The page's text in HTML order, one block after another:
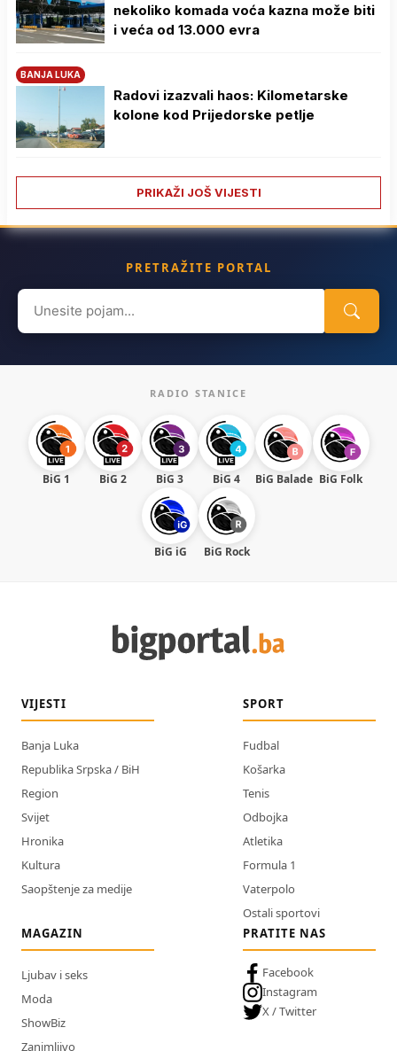
nekoliko komada voća kazna može biti
i veća od 13.000 evra
BANJA LUKA
Radovi izazvali haos: Kilometarske
kolone kod Prijedorske petlje
PRIKAŽI JOŠ VIJESTI
PRETRAŽITE PORTAL
Search
for:
RADIO STANICE
BiG 1 BiG 2 BiG 3 BiG 4 BiG Balade BiG Folk
BiG iG BiG Rock
VIJESTI
Banja Luka
Republika Srpska / BiH
Region
Svijet
Hronika
Kultura
Saopštenje za medije
SPORT
Fudbal
Košarka
Tenis
Odbojka
Atletika
Formula 1
Vaterpolo
Ostali sportovi
MAGAZIN
Ljubav i seks
Moda
ShowBiz
Zanimljivo
PRATITE NAS
Facebook
Instagram
X / Twitter